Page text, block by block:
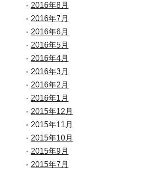
2016年8月
2016年7月
2016年6月
2016年5月
2016年4月
2016年3月
2016年2月
2016年1月
2015年12月
2015年11月
2015年10月
2015年9月
2015年7月